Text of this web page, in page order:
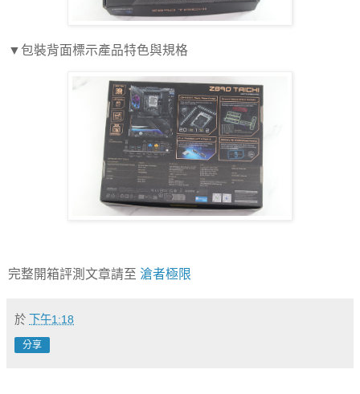
▼包裝背面標示產品特色與規格
完整開箱評測文章請至 滄者極限
於 下午1:18
分享